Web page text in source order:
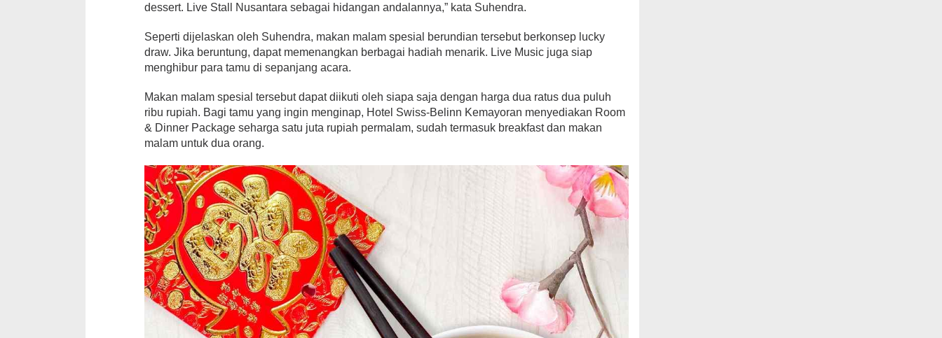
dessert. Live Stall Nusantara sebagai hidangan andalannya,” kata Suhendra.
Seperti dijelaskan oleh Suhendra, makan malam spesial berundian tersebut berkonsep lucky
draw. Jika beruntung, dapat memenangkan berbagai hadiah menarik. Live Music juga siap
menghibur para tamu di sepanjang acara.
Makan malam spesial tersebut dapat diikuti oleh siapa saja dengan harga dua ratus dua puluh
ribu rupiah. Bagi tamu yang ingin menginap, Hotel Swiss-Belinn Kemayoran menyediakan Room
& Dinner Package seharga satu juta rupiah permalam, sudah termasuk breakfast dan makan
malam untuk dua orang.